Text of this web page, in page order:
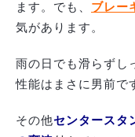
ます。でも、 ブレー
気があります。
雨の日でも滑らずし
性能はまさに男前で
その他センタースタ